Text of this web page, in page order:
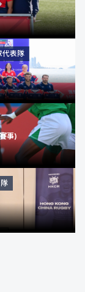
代表隊
事)